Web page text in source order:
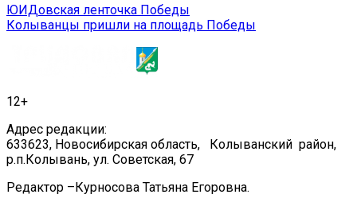
Навигация
по
ЮИДовская ленточка Победы
Колыванцы пришли на площадь Победы
12+
Адрес редакции:
633623, Новосибирская область, Колыванский район,
р.п.Колывань, ул. Советская, 67
Редактор –Курносова Татьяна Егоровна.